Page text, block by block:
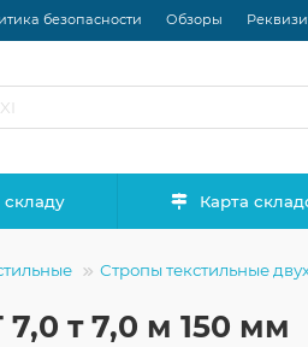
безопасности Обзоры
складу Карта
Стропы текстильные
т 7,0 м 150 мм